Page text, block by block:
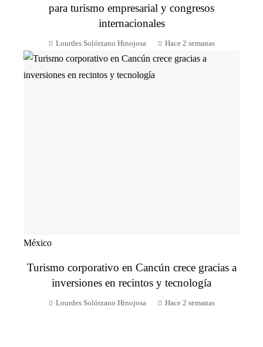
para turismo empresarial y congresos
internacionales
Lourdes Solórzano Hinojosa Hace 2 semanas
México
Turismo corporativo en Cancún crece gracias a
inversiones en recintos y tecnología
Lourdes Solórzano Hinojosa Hace 2 semanas